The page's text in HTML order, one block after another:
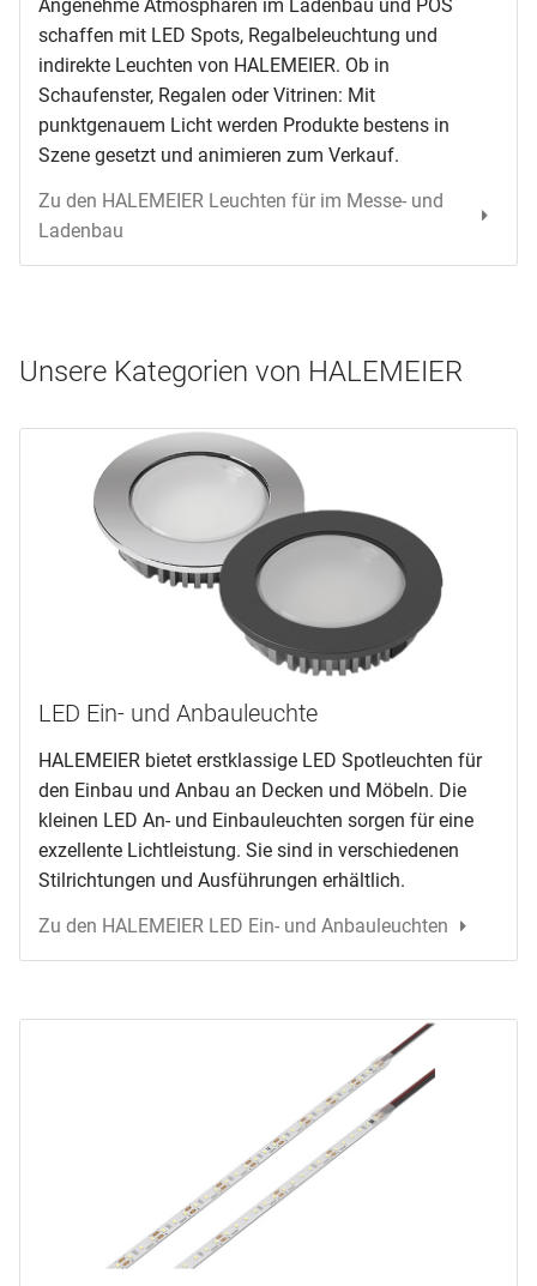
Angenehme Atmosphären im Ladenbau und POS
schaffen mit LED Spots, Regalbeleuchtung und
indirekte Leuchten von HALEMEIER. Ob in
Schaufenster, Regalen oder Vitrinen: Mit
punktgenauem Licht werden Produkte bestens in
Szene gesetzt und animieren zum Verkauf.
Zu den HALEMEIER Leuchten für im Messe- und
Ladenbau
Unsere Kategorien von HALEMEIER
LED Ein- und Anbauleuchte
HALEMEIER bietet erstklassige LED Spotleuchten für
den Einbau und Anbau an Decken und Möbeln. Die
kleinen LED An- und Einbauleuchten sorgen für eine
exzellente Lichtleistung. Sie sind in verschiedenen
Stilrichtungen und Ausführungen erhältlich.
Zu den HALEMEIER LED Ein- und Anbauleuchten